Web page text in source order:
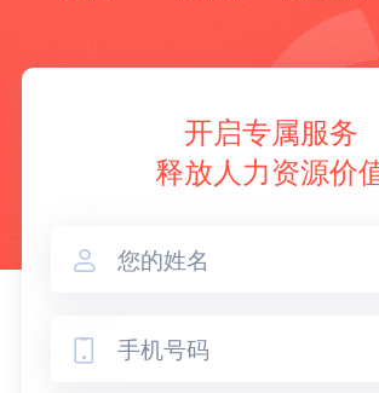
开启专属服务
释放人力资源价

